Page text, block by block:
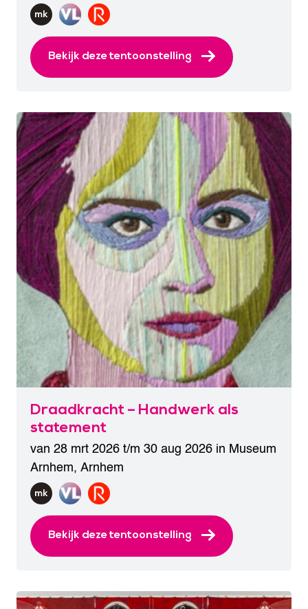
Bekijk deze tentoonstelling
Draadkracht – Handwerk als
statement
van 28 mrt 2026 t/m 30 aug 2026 in Museum
Arnhem, Arnhem
Bekijk deze tentoonstelling